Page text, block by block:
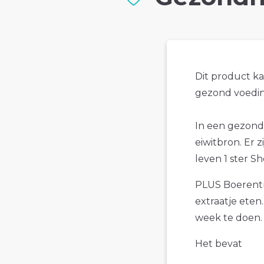
Dit product
gezond
In een
eiwitbron. Er
leven 1 ster
PLUS
extraatje
week te doen.
Het bevat